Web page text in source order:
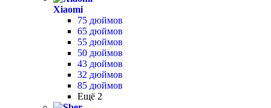
Xiaomi
75 дюймов
65 дюймов
55 дюймов
50 дюймов
43 дюймов
32 дюймов
85 дюймов
Ещё 2